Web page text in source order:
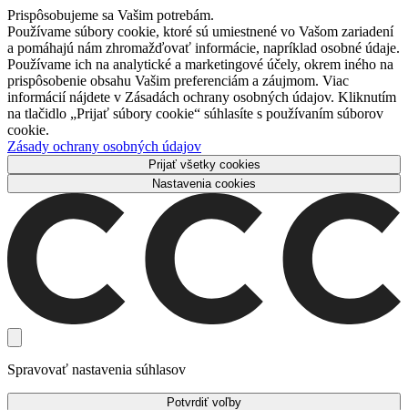
Prispôsobujeme sa Vašim potrebám.
Používame súbory cookie, ktoré sú umiestnené vo Vašom zariadení
a pomáhajú nám zhromažďovať informácie, napríklad osobné údaje.
Používame ich na analytické a marketingové účely, okrem iného na
prispôsobenie obsahu Vašim preferenciám a záujmom. Viac
informácií nájdete v Zásadách ochrany osobných údajov. Kliknutím
na tlačidlo „Prijať súbory cookie“ súhlasíte s používaním súborov
cookie.
Zásady ochrany osobných údajov
Prijať všetky cookies
Nastavenia cookies
Spravovať nastavenia súhlasov
Potvrdiť voľby